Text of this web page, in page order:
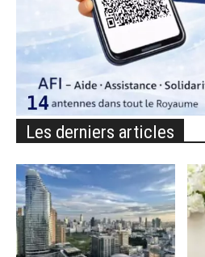
Les derniers articles